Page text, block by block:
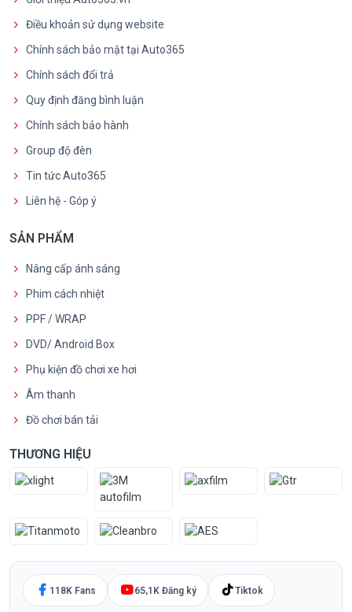
Điều khoản sử dụng website
Chính sách bảo mật tại Auto365
Chính sách đổi trả
Quy định đăng bình luận
Chính sách bảo hành
Group độ đèn
Tin tức Auto365
Liên hệ - Góp ý
SẢN PHẨM
Nâng cấp ánh sáng
Phim cách nhiệt
PPF / WRAP
DVD/ Android Box
Phụ kiện đồ chơi xe hơi
Âm thanh
Đồ chơi bán tải
THƯƠNG HIỆU
118K Fans 65,1K Đăng ký Tiktok